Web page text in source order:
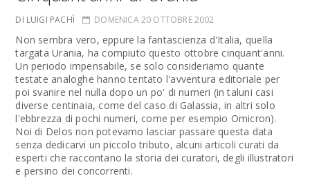
DI LUIGI PACHÌ DOMENICA 20 OTTOBRE 2002
Non sembra vero, eppure la fantascienza d'Italia, quella
targata Urania, ha compiuto questo ottobre cinquant'anni.
Un periodo impensabile, se solo consideriamo quante
testate analoghe hanno tentato l'avventura editoriale per
poi svanire nel nulla dopo un po' di numeri (in taluni casi
diverse centinaia, come del caso di Galassia, in altri solo
l'ebbrezza di pochi numeri, come per esempio Omicron).
Noi di Delos non potevamo lasciar passare questa data
senza dedicarvi un piccolo tributo, alcuni articoli curati da
esperti che raccontano la storia dei curatori, degli illustratori
e persino dei concorrenti.